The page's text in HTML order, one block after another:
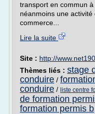
transport en commun
néanmoins une
commerce...
Lire la suite
Site : http://
Thèmes liés : stage
conduire /
conduire / liste centre
de formation
formation permis b